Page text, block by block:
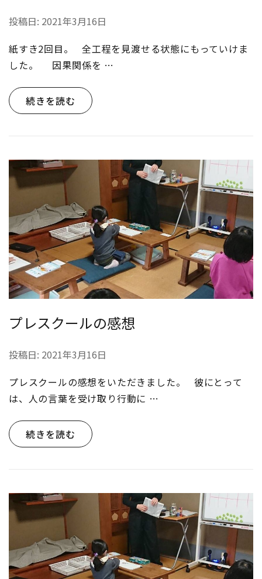
投稿日: 2021年3月16日
紙すき2回目。 全工程を見渡せる状態にもっていけま
した。 因果関係を …
続きを読む
プレスクールの感想
投稿日: 2021年3月16日
プレスクールの感想をいただきました。 彼にとって
は、人の言葉を受け取り行動に …
続きを読む